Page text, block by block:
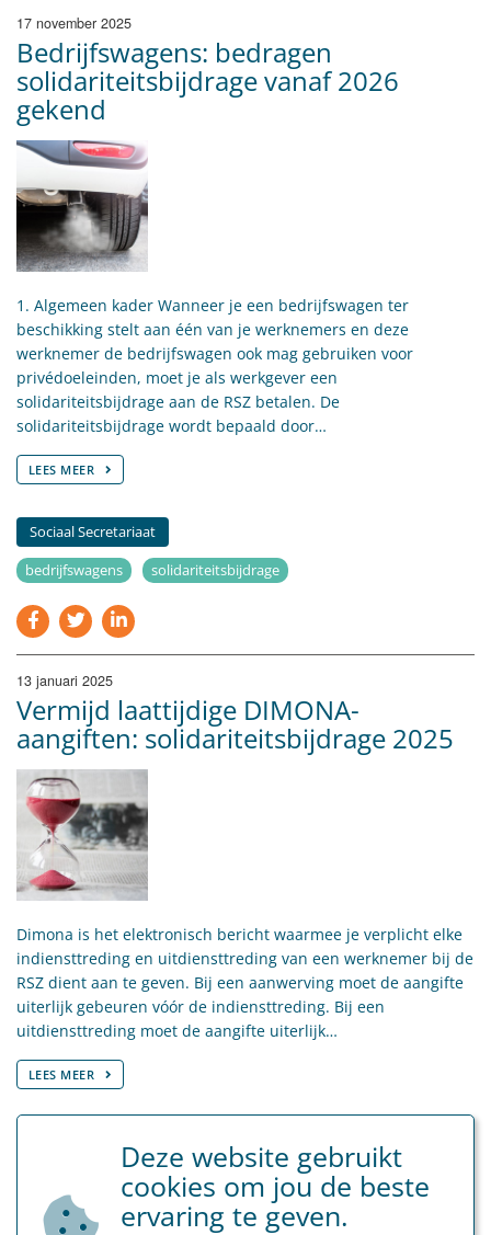
17 november 2025
Bedrijfswagens: bedragen
solidariteitsbijdrage vanaf 2026
gekend
1. Algemeen kader Wanneer je een bedrijfswagen ter
beschikking stelt aan één van je werknemers en deze
werknemer de bedrijfswagen ook mag gebruiken voor
privédoeleinden, moet je als werkgever een
solidariteitsbijdrage aan de RSZ betalen. De
solidariteitsbijdrage wordt bepaald door…
LEES MEER
Sociaal Secretariaat
bedrijfswagens solidariteitsbijdrage
13 januari 2025
Vermijd laattijdige DIMONA-
aangiften: solidariteitsbijdrage 2025
Dimona is het elektronisch bericht waarmee je verplicht elke
indiensttreding en uitdiensttreding van een werknemer bij de
RSZ dient aan te geven. Bij een aanwerving moet de aangifte
uiterlijk gebeuren vóór de indiensttreding. Bij een
uitdiensttreding moet de aangifte uiterlijk…
LEES MEER
solidariteitsbijdrage
Deze website gebruikt
cookies om jou de beste
ervaring te geven.